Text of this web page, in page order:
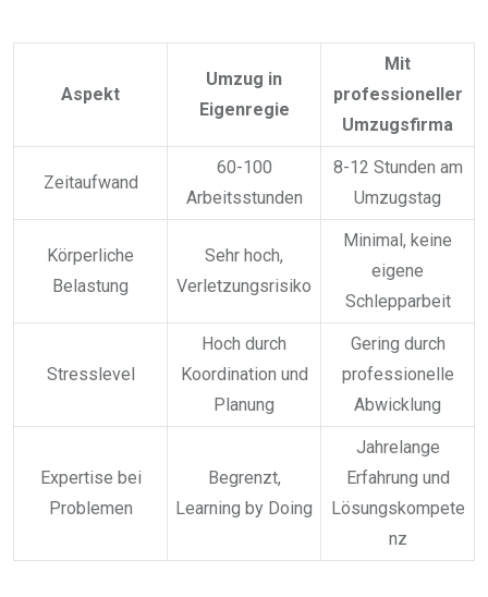
Aspekt
Umzug in
Eigenregie
Mit
professioneller
Umzugsfirma
Zeitaufwand
60-100
Arbeitsstunden
8-12 Stunden am
Umzugstag
Körperliche
Belastung
Sehr hoch,
Verletzungsrisiko
Minimal, keine
eigene
Schlepparbeit
Stresslevel
Hoch durch
Koordination und
Planung
Gering durch
professionelle
Abwicklung
Expertise bei
Problemen
Begrenzt,
Learning by Doing
Jahrelange
Erfahrung und
Lösungskompete
nz